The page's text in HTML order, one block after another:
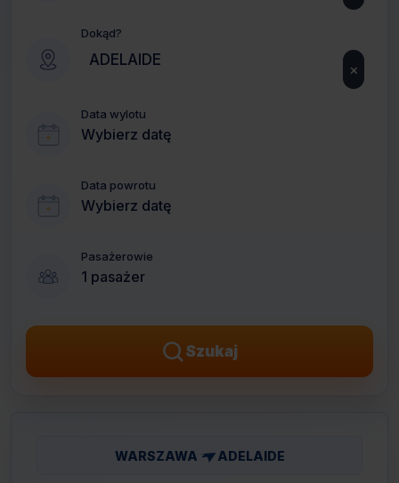
WARSZAWA ADELAIDE
Dokąd?
×
Data wylotu
Wybierz datę
Data powrotu
Wybierz datę
Pasażerowie
1 pasażer
Szukaj